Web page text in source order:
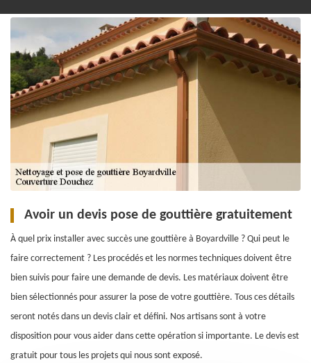
Avoir un devis pose de gouttière gratuitement
À quel prix installer avec succès une gouttière à Boyardville ? Qui peut le
faire correctement ? Les procédés et les normes techniques doivent être
bien suivis pour faire une demande de devis. Les matériaux doivent être
bien sélectionnés pour assurer la pose de votre gouttière. Tous ces détails
seront notés dans un devis clair et défini. Nos artisans sont à votre
disposition pour vous aider dans cette opération si importante. Le devis est
gratuit pour tous les projets qui nous sont exposé.